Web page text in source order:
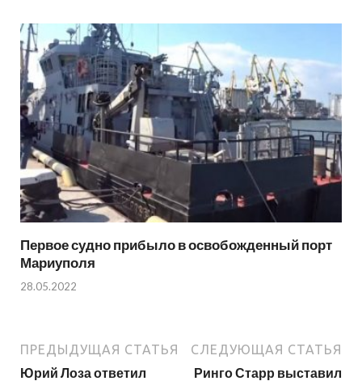
Первое судно прибыло в освобожденный порт
Мариуполя
28.05.2022
ПРЕДЫДУЩАЯ СТАТЬЯ
Юрий Лоза ответил
СЛЕДУЮЩАЯ СТАТЬЯ
Ринго Старр выставил